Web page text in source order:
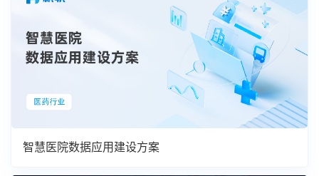
智慧医院数据应用建设方案